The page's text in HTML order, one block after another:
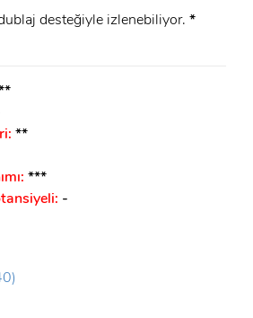
desteğiyle izlenebiliyor. *
**
***
-